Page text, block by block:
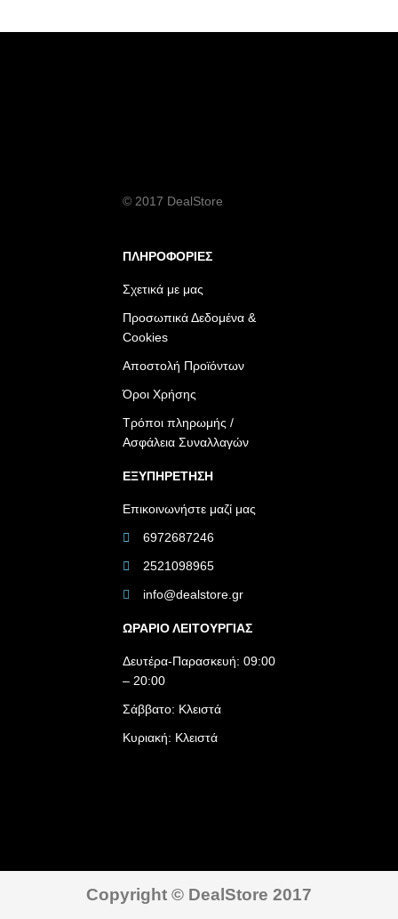
© 2017 DealStore
ΠΛΗΡΟΦΟΡΙΕΣ
Σχετικά με μας
Προσωπικά Δεδομένα &
Cookies
Αποστολή Προϊόντων
Όροι Χρήσης
Τρόποι πληρωμής /
Ασφάλεια Συναλλαγών
ΕΞΥΠΗΡΕΤΗΣΗ
Επικοινωνήστε μαζί μας
6972687246
2521098965
info@dealstore.gr
ΩΡΑΡΙΟ ΛΕΙΤΟΥΡΓΙΑΣ​
Δευτέρα-Παρασκευή: 09:00
– 20:00
Σάββατο: Κλειστά
Κυριακή: Κλειστά
Copyright © DealStore 2017